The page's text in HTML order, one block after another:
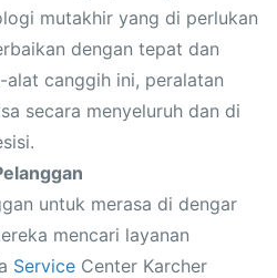
mutakhir yang di perlukan
dengan tepat dan
alat canggih ini, peralatan
secara menyeluruh dan di
untuk merasa di dengar
mencari layanan
Service Center Karcher